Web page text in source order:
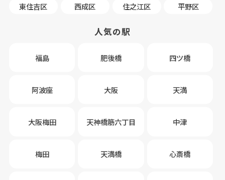
東住吉区
西成区 住之江区 平野区
人気の駅
福島 肥後橋 四ツ橋
阿波座 大阪 天満
大阪梅田 天神橋筋六丁目 中津
梅田 天満橋 心斎橋